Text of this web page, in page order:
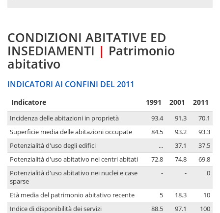
CONDIZIONI ABITATIVE ED
INSEDIAMENTI | Patrimonio
abitativo
INDICATORI AI CONFINI DEL 2011
Indicatore 1991 2001 2011
Incidenza delle abitazioni in proprietà 93.4 91.3
70.1
Superficie media delle abitazioni occupate
84.5 93.2
93.3
Potenzialità d'uso degli edifici
... 37.1
37.5
Potenzialità d'uso abitativo nei centri abitati
72.8 74.8
69.8
Potenzialità d'uso abitativo nei nuclei e case
sparse
- - 0
Età media del patrimonio abitativo recente 5 18.3
10
Indice di disponibilità dei servizi
88.5 97.1 100